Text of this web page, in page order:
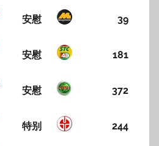
安慰 39
安慰 181
安慰 372
特别 244